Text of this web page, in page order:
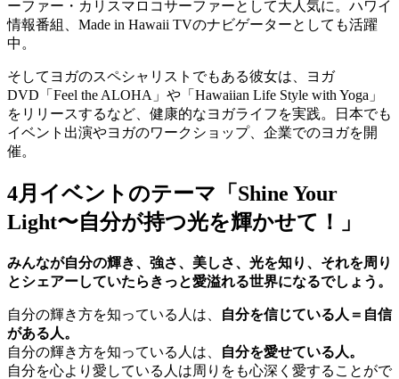
ーファー・カリスマロコサーファーとして大人気に。ハワイ
情報番組、Made in Hawaii TVのナビゲーターとしても活躍
中。
そしてヨガのスペシャリストでもある彼女は、ヨガ
DVD「Feel the ALOHA」や「Hawaiian Life Style with Yoga」
をリリースするなど、健康的なヨガライフを実践。日本でも
イベント出演やヨガのワークショップ、企業でのヨガを開
催。
4月イベントのテーマ「 Shine Your
Light〜自分が持つ光を輝かせて！
」
みんなが自分の輝き、強さ、美しさ、光を知り、それを周り
とシェアーしていたらきっと愛溢れる世界になるでしょう。
自分の輝き方を知っている人は、
自分を信じている人＝自信
がある人。
自分の輝き方を知っている人は、
自分を愛せている人。
自分を心より愛している人は周りをも心深く愛することがで